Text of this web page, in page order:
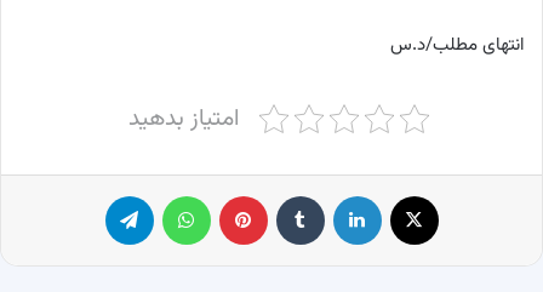
انتهای مطلب/د.س
امتیاز بدهید
لینکدین ‫تامبلر پینترست